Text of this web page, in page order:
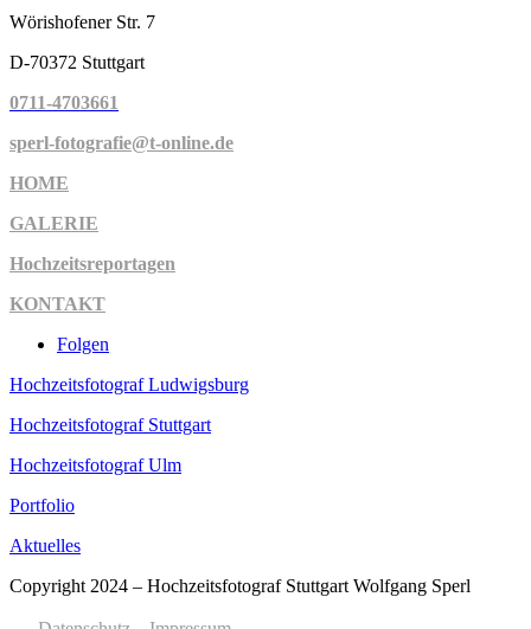
Wörishofener Str. 7
D-70372 Stuttgart
0711-4703661
sperl-fotografie@t-online.de
HOME
GALERIE
Hochzeitsreportagen
KONTAKT
Folgen
Hochzeitsfotograf Ludwigsburg
Hochzeitsfotograf Stuttgart
Hochzeitsfotograf Ulm
Portfolio
Aktuelles
Copyright 2024 – Hochzeitsfotograf Stuttgart Wolfgang Sperl